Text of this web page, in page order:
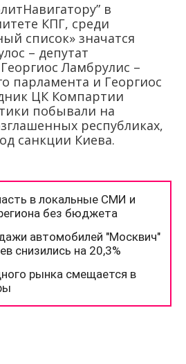
в
КПГ, среди
список» значатся
– депутат
Ламбрулис –
парламента и Георгиос
ЦК Компартии
побывали на
республиках,
санкции Киева.